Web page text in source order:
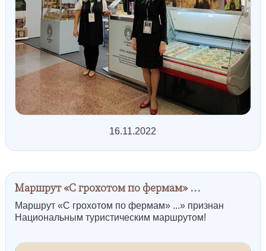
16.11.2022
Маршрут «С грохотом по фермам» ...
Маршрут «С грохотом по фермам» ...» признан
Национальным туристическим маршрутом!